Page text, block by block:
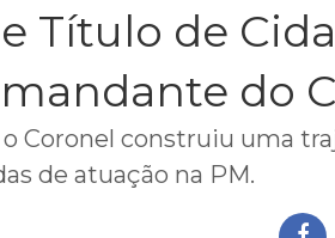
Título de
do
Coronel construiu uma
de atuação na PM.